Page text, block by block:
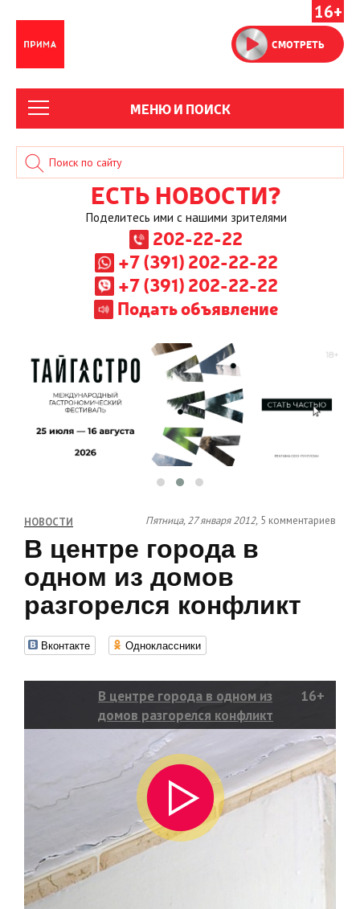
16+
СМОТРЕТЬ
МЕНЮ И ПОИСК
ЕСТЬ НОВОСТИ?
Поделитесь ими с нашими зрителями
202-22-22
+7 (391) 202-22-22
+7 (391) 202-22-22
Подать объявление
НОВОСТИ Пятница, 27 января 2012, 5 комментариев
В центре города в
одном из домов
разгорелся конфликт
Вконтакте Одноклассники
В центре города в одном из
домов разгорелся конфликт
16+